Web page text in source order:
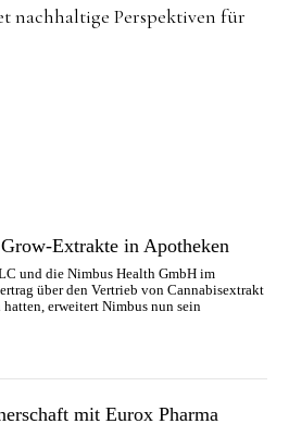
nachhaltige Perspektiven für
Extrakte in Apotheken
und die Nimbus Health GmbH im
über den Vertrieb von Cannabisextrakt
erweitert Nimbus nun sein
mit Eurox Pharma